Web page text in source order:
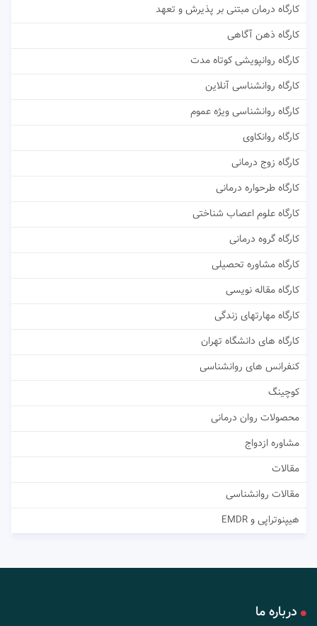
کارگاه درمان مبتنی بر پذیرش و تعهد
کارگاه ذهن آگاهی
کارگاه روانپویشی کوتاه مدت
کارگاه روانشناسی آنلاین
کارگاه روانشناسی ویژه عموم
کارگاه روانکاوی
کارگاه زوج درمانی
کارگاه طرحواره درمانی
کارگاه علوم اعصاب شناختی
کارگاه گروه درمانی
کارگاه مشاوره تحصیلی
کارگاه مقاله نویسی
کارگاه مهارتهای زندگی
کارگاه های دانشگاه تهران
کنفرانس های روانشناسی
کوچینگ
محصولات روان درمانی
مشاوره ازدواج
مقالات
مقالات روانشناسی
هیپنوتراپی و EMDR
درباره ما